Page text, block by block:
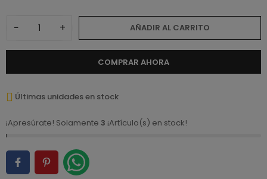
− + AÑADIR AL CARRITO
COMPRAR AHORA
Últimas unidades en stock
¡Apresúrate! Solamente 3 ¡Artículo(s) en stock!